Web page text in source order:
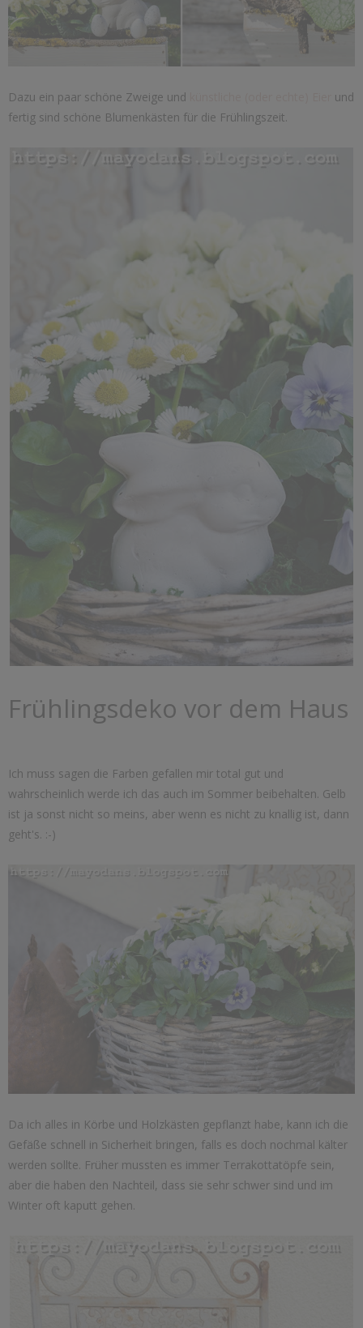
Dazu ein paar schöne Zweige und
und
fertig sind schöne Blumenkästen für die Frühlingszeit.
Frühlingsdeko vor dem Haus
Ich muss sagen die Farben gefallen mir total gut und
wahrscheinlich werde ich das auch im Sommer beibehalten. Gelb
ist ja sonst nicht so meins, aber wenn es nicht zu knallig ist, dann
geht's. :-)
Da ich alles in Körbe und Holzkästen gepflanzt habe, kann ich die
Gefäße schnell in Sicherheit bringen, falls es doch nochmal kälter
werden sollte. Früher mussten es immer Terrakottatöpfe sein,
aber die haben den Nachteil, dass sie sehr schwer sind und im
Winter oft kaputt gehen.